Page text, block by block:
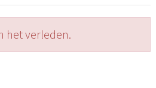
het verleden.